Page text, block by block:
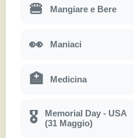
🍔 Mangiare e Bere
👀 Maniaci
🏥 Medicina
🎖
Memorial Day - USA
(31 Maggio)